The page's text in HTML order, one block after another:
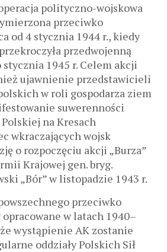
polityczno-wojskowa
przeciwko
od 4 stycznia 1944 r., kiedy
przedwojenną
1945 r. Celem akcji
ujawnienie przedstawicieli
w roli gospodarza ziem
suwerenności
na Kresach
wkraczających wojsk
o rozpoczęciu akcji „Burza”
Krajowej gen. bryg.
„Bór” w listopadzie 1943 r.
przeciwko
w latach 1940–
że wystąpienie AK zostanie
oddziały Polskich Sił